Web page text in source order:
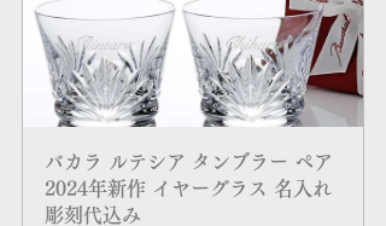
バカラ ルテシア タンブラー ペア
2024年新作 イヤーグラス 名入れ
彫刻代込み